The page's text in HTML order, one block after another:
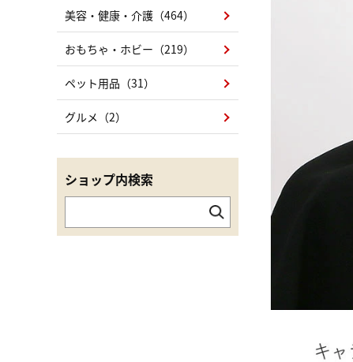
美容・健康・介護（464）
おもちゃ・ホビー（219）
ペット用品（31）
グルメ（2）
ショップ内検索